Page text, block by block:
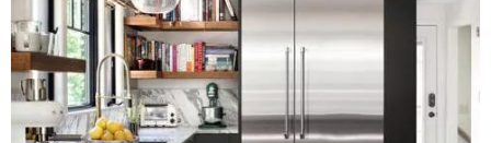
Режим работы: Пн..Пт: 9.00-18.00